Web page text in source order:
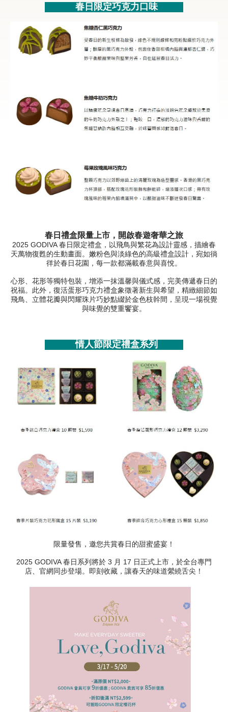
飲品
蛋糕
春日限定巧克力口味
春日禮盒限量上市，開啟春遊奢華之旅
2025 GODIVA 春日限定禮盒，以飛鳥與繁花為設計靈感，描繪春
天萬物復甦的生動畫面。嫩粉色與淡綠色的高級禮盒設計，宛如徜
徉於春日花園，每一款都滿載春意與喜悅。
心形、花形等獨特包裝，增添一抹溫馨與儀式感，完美傳遞春日的
祝福。此外，復活蛋形巧克力禮盒象徵著新生與希望，精緻細節如
飛鳥、立體花瓣與閃耀珠片巧妙點綴於金色枝幹間，呈現一場視覺
與味覺的雙重饗宴。
情人節限定禮盒系列
限量發售，邀您共賞春日的甜蜜盛宴！
2025 GODIVA 春日系列將於 3 月 17 日正式上市，於全台專門
店、官網同步登場。即刻收藏，讓春天的味道縈繞舌尖！